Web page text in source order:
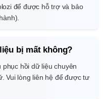
để được hỗ trợ và bảo
bị mất không?
phục hồi dữ liệu chuyên
Vui lòng liên hệ để được tư